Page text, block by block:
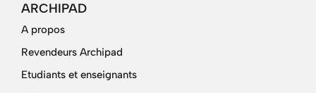
ARCHIPAD
A propos
Revendeurs Archipad
Etudiants et enseignants